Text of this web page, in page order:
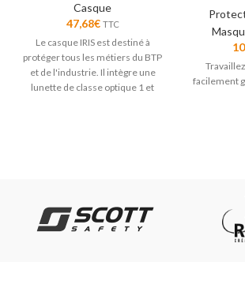
Casque
47,68€ TTC
Le casque IRIS est destiné à
protéger tous les métiers du BTP
et de l'industrie. Il intègre une
lunette de classe optique 1 et
facilement